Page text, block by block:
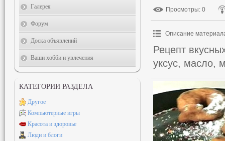
Просмотры: 0
Описание
Рецепт
уксус, масло,
Галерея
Форум
Доска объявлений
Ваши хобби и увлечения
КАТЕГОРИИ РАЗДЕЛА
Другое
Компьютерные игры
Красота и здоровье
Люди и блоги